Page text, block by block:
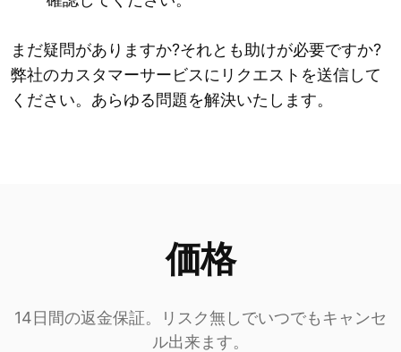
まだ疑問がありますか?それとも助けが必要ですか?
弊社のカスタマーサービスにリクエストを送信して
ください。あらゆる問題を解決いたします。
価格
14日間の返金保証。リスク無しでいつでもキャンセ
ル出来ます。